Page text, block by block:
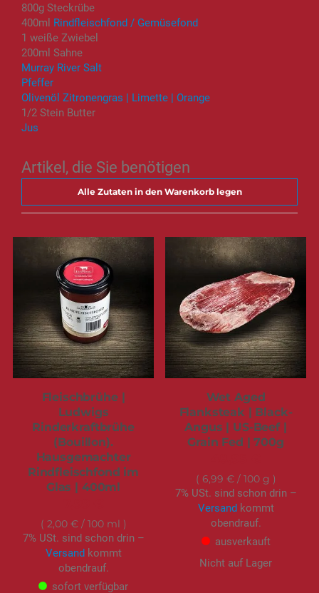
800g Steckrübe
400ml Rindfleischfond / Gemüsefond
1 weiße Zwiebel
200ml Sahne
Murray River Salt
Pfeffer
Olivenöl Zitronengras | Limette | Orange
1/2 Stein Butter
Jus
Artikel, die Sie benötigen
Alle Zutaten in den Warenkorb legen
Fleischbrühe |
Ludwigs
Rinderkraftbrühe
(Bouillon).
Hausgemachter
Rindfleischfond im
Glas | 400ml
2,00 €/ 100 ml
7% USt. sind schon drin –
Versandkommt
obendrauf.
sofort verfügbar
Wet Aged
Flanksteak | Black-
Angus | US-Beef |
Grain Fed | 700g
6,99 €/ 100 g
7% USt. sind schon drin –
Versandkommt
obendrauf.
ausverkauft
Nicht auf Lager